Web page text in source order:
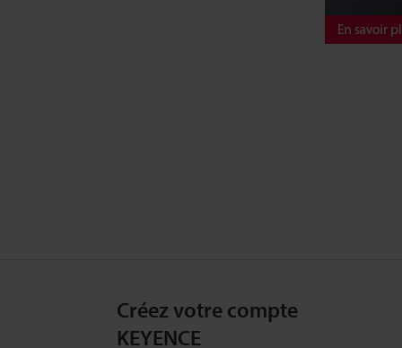
Créez votre compte
KEYENCE